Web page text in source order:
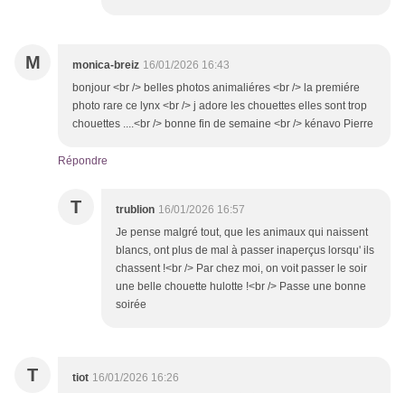
M monica-breiz 16/01/2026 16:43
bonjour <br /> belles photos animaliéres <br /> la premiére
photo rare ce lynx <br /> j adore les chouettes elles sont trop
chouettes ....<br /> bonne fin de semaine <br /> kénavo Pierre
Répondre
T trublion 16/01/2026 16:57
Je pense malgré tout, que les animaux qui naissent
blancs, ont plus de mal à passer inaperçus lorsqu' ils
chassent !<br /> Par chez moi, on voit passer le soir
une belle chouette hulotte !<br /> Passe une bonne
soirée
T tiot 16/01/2026 16:26